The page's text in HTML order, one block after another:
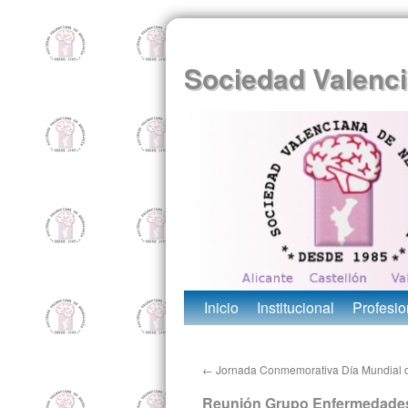
Sociedad
Inicio Institucional
← Jornada Conmemorativa Día Mundial
Reunión Grupo